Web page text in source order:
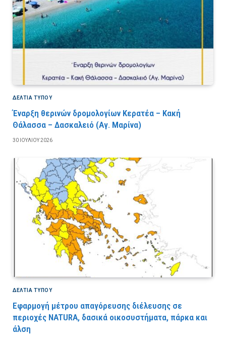
ΔΕΛΤΙΑ ΤΥΠΟΥ
Έναρξη θερινών δρομολογίων Κερατέα – Κακή
Θάλασσα – Δασκαλειό (Αγ. Μαρίνα)
30 ΙΟΥΛΊΟΥ 2026
ΔΕΛΤΙΑ ΤΥΠΟΥ
Εφαρμογή μέτρου απαγόρευσης διέλευσης σε
περιοχές NATURA, δασικά οικοσυστήματα, πάρκα και
άλση